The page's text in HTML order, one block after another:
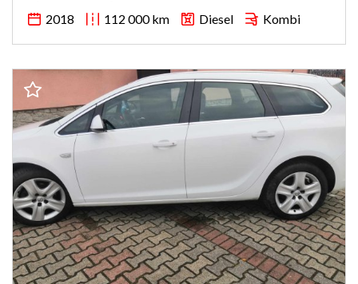
2018 112 000 km Diesel Kombi